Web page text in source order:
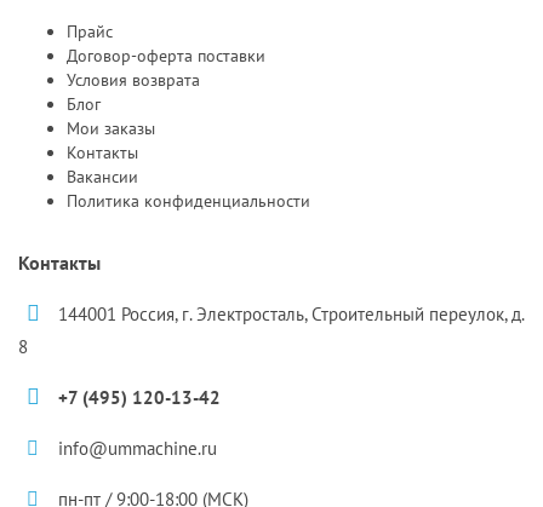
Прайс
Договор-оферта поставки
Условия возврата
Блог
Мои заказы
Контакты
Вакансии
Политика конфиденциальности
Контакты
144001 Россия, г. Электросталь, Строительный переулок, д.
8
+7 (495) 120-13-42
info@ummachine.ru
пн-пт / 9:00-18:00 (МСК)